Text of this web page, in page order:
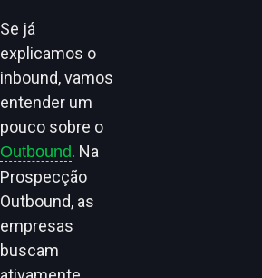
Se já
explicamos o
inbound, vamos
entender um
pouco sobre o
Outbound. Na
Prospecção
Outbound, as
empresas
buscam